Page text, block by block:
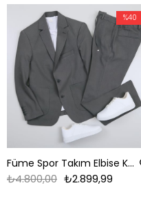
Füme Spor Takım Elbise Kombini Erkek | Slim Fit Şık Günlük Set
₺2.899,99
₺4.800,00
%40